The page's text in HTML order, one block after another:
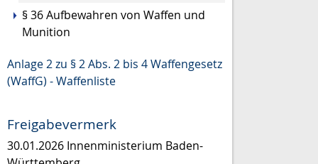
§ 36Aufbewahren von Waffen und
Munition
Anlage 2 zu § 2 Abs. 2 bis 4 Waffengesetz
(WaffG) - Waffenliste
Freigabevermerk
30.01.2026 Innenministerium Baden-